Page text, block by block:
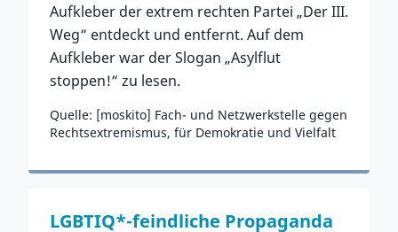
Aufkleber der extrem rechten Partei „Der III.
Weg“ entdeckt und entfernt. Auf dem
Aufkleber war der Slogan „Asylflut
stoppen!“ zu lesen.
Quelle: [moskito] Fach- und Netzwerkstelle gegen
Rechtsextremismus, für Demokratie und Vielfalt
Zum Vorfall
LGBTIQ*-feindliche Propaganda